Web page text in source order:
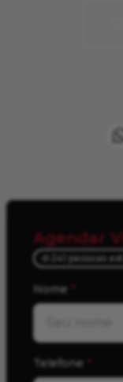
Agendar
241 pessoas
Nome *
Telefone *